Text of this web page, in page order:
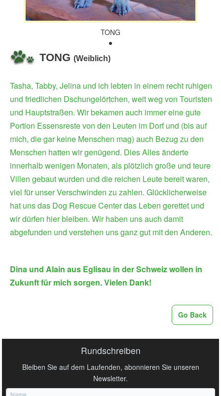
TONG
TONG (Weiblich)
Tasha, Tabby, Jelina und ich lebten in einem recht ruhigen
und friedlichen Dschungelörtchen, weit weg von Touristen
und Hauptstraßen. Wir bekamen auch immer eine gute
Portion Essensreste von den Leuten im Dorf und (bis auf
mich, die gar keine Menschen mag) auch Bezug zu den
Menschen hatten wir genügend. Dies Alles änderte
innerhalb wenigen Monaten, als plötzlich große und teure
Villen gebaut wurden und die reichen Leute bereit waren,
viel für unser Verschwinden zu zahlen. Glücklicherweise
hat uns das Dog Rescue Center das Leben gerettet und
wir dürfen hier bleiben. Wir haben uns auch damit
abgefunden und verstehen uns ganz gut mit den Anderen.
Dina und Alain aus Eglisau in der Schweiz wollen in
Zukunft für mich sorgen. Vielen Dank!
Go Back
Rundschreiben
Bleiben Sie auf dem Laufenden, abonnieren Sie unseren
Newsletter.